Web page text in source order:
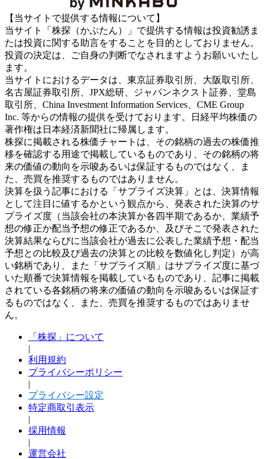
【当サイトで提供する情報について】
当サイト「株探（かぶたん）」で提供する情報は投資勧誘ま
たは投資に関する助言をすることを目的としておりません。
投資の決定は、ご自身の判断でなされますようお願いいたし
ます。
当サイトにおけるデータは、東京証券取引所、大阪取引所、
名古屋証券取引所、JPX総研、ジャパンネクスト証券、堂島
取引所、China Investment Information Services、CME Group
Inc. 等からの情報の提供を受けております。日経平均株価の
著作権は日本経済新聞社に帰属します。
株探に掲載される株価チャートは、その銘柄の過去の株価推
移を確認する用途で掲載しているものであり、その銘柄の将
来の価値の動向を示唆あるいは保証するものではなく、ま
た、売買を推奨するものではありません。
決算を扱う記事における「サプライズ決算」とは、決算情報
として注目に値するかという観点から、発表された決算のサ
プライズ度（当該会社の本決算か各四半期であるか、業績予
想の修正か配当予想の修正であるか、及びそこで発表された
決算結果ならびに当該会社が過去に公表した業績予想・配当
予想との比較及び過去の決算との比較を数値化し判定）が高
い銘柄であり、また「サプライズ順」はサプライズ度に基づ
いた順番で決算情報を掲載しているものであり、記事に掲載
されている各銘柄の将来の価値の動向を示唆あるいは保証す
るものではなく、また、売買を推奨するものではありませ
ん。
「株探」について
|
利用規約
プライバシーポリシー
|
プライバシー設定
特定商取引表示
|
採用情報
|
運営会社